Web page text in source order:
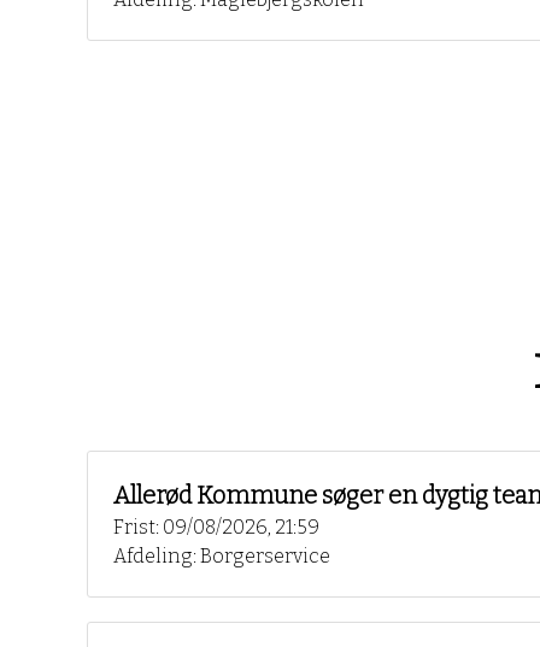
Allerød Kommune søger en dygtig
Frist: 09/08/2026, 21:59
Afdeling: Borgerservice